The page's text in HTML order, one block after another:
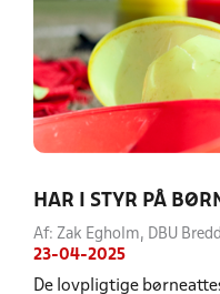
HAR I STYR PÅ
Af: Zak Egholm, DBU
23-04-2025
De lovpligtige